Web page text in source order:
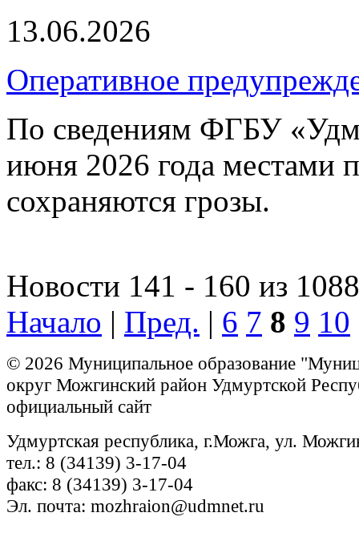
13.06.2026
Оперативное
По сведениям ФГБУ
июня 2026 года местами
сохраняются грозы.
Новости 141 - 160 из
Начало | Пред. | 6 7 8 9 10
© 2026 Муниципальное образование
округ Можгинский район Удмуртской
официальный сайт
Удмуртская республика, г.Можга, ул.
тел.: 8 (34139) 3-17-04
факс: 8 (34139) 3-17-04
Эл. почта: mozhraion@udmnet.ru